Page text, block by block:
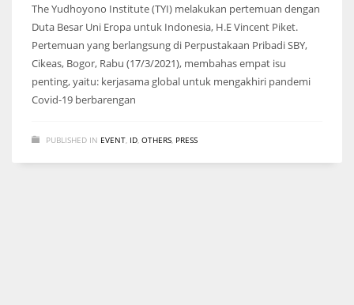
The Yudhoyono Institute (TYI) melakukan pertemuan dengan
Duta Besar Uni Eropa untuk Indonesia, H.E Vincent Piket.
Pertemuan yang berlangsung di Perpustakaan Pribadi SBY,
Cikeas, Bogor, Rabu (17/3/2021), membahas empat isu
penting, yaitu: kerjasama global untuk mengakhiri pandemi
Covid-19 berbarengan
PUBLISHED IN EVENT ID OTHERS PRESS